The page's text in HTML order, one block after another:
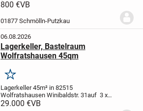
befindet sich unterhalb vom Steinbruch in
Anbaupflichten..!!..und man ist schnell im
800 €VB
01877 Schmölln-Putzkau
06.08.2026
Lagerkeller, Bastelraum
Wolfratshausen 45qm
Merken
Lagerkeller 45m² in 82515
Wolfratshausen Winibaldstr. 31auf 3 x
15m bietet sich viel Stellwand für
29.000 €VB